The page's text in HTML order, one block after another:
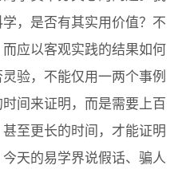
，是否有其实用价值？不
应以客观实践的结果如何
验，不能仅用一两个事例
间来证明，而是需要上百
至更长的时间，才能证明
天的易学界说假话、骗人